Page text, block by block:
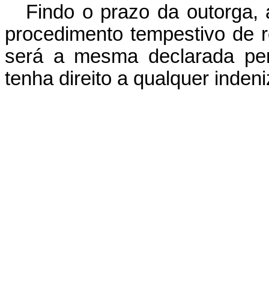
Findo o prazo da
procedimento tempestivo de
será a mesma declarada
tenha direito a qualquer